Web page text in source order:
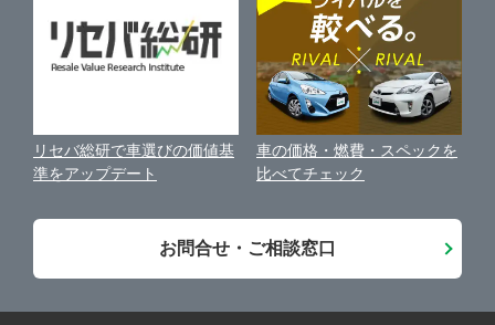
古物営業法に基づく表示
お客様の声
会社案内
リセバ総研で車選びの価値基
準をアップデート
車の価格・燃費・スペックを
比べてチェック
お問合せ・ご相談窓口